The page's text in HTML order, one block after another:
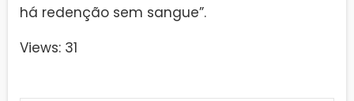
há redenção sem sangue”.
Views: 31